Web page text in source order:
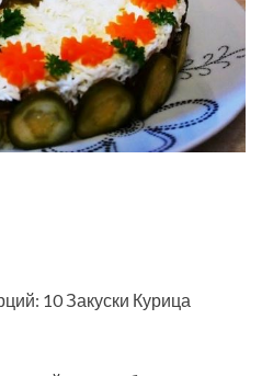
10 Закуски Курица